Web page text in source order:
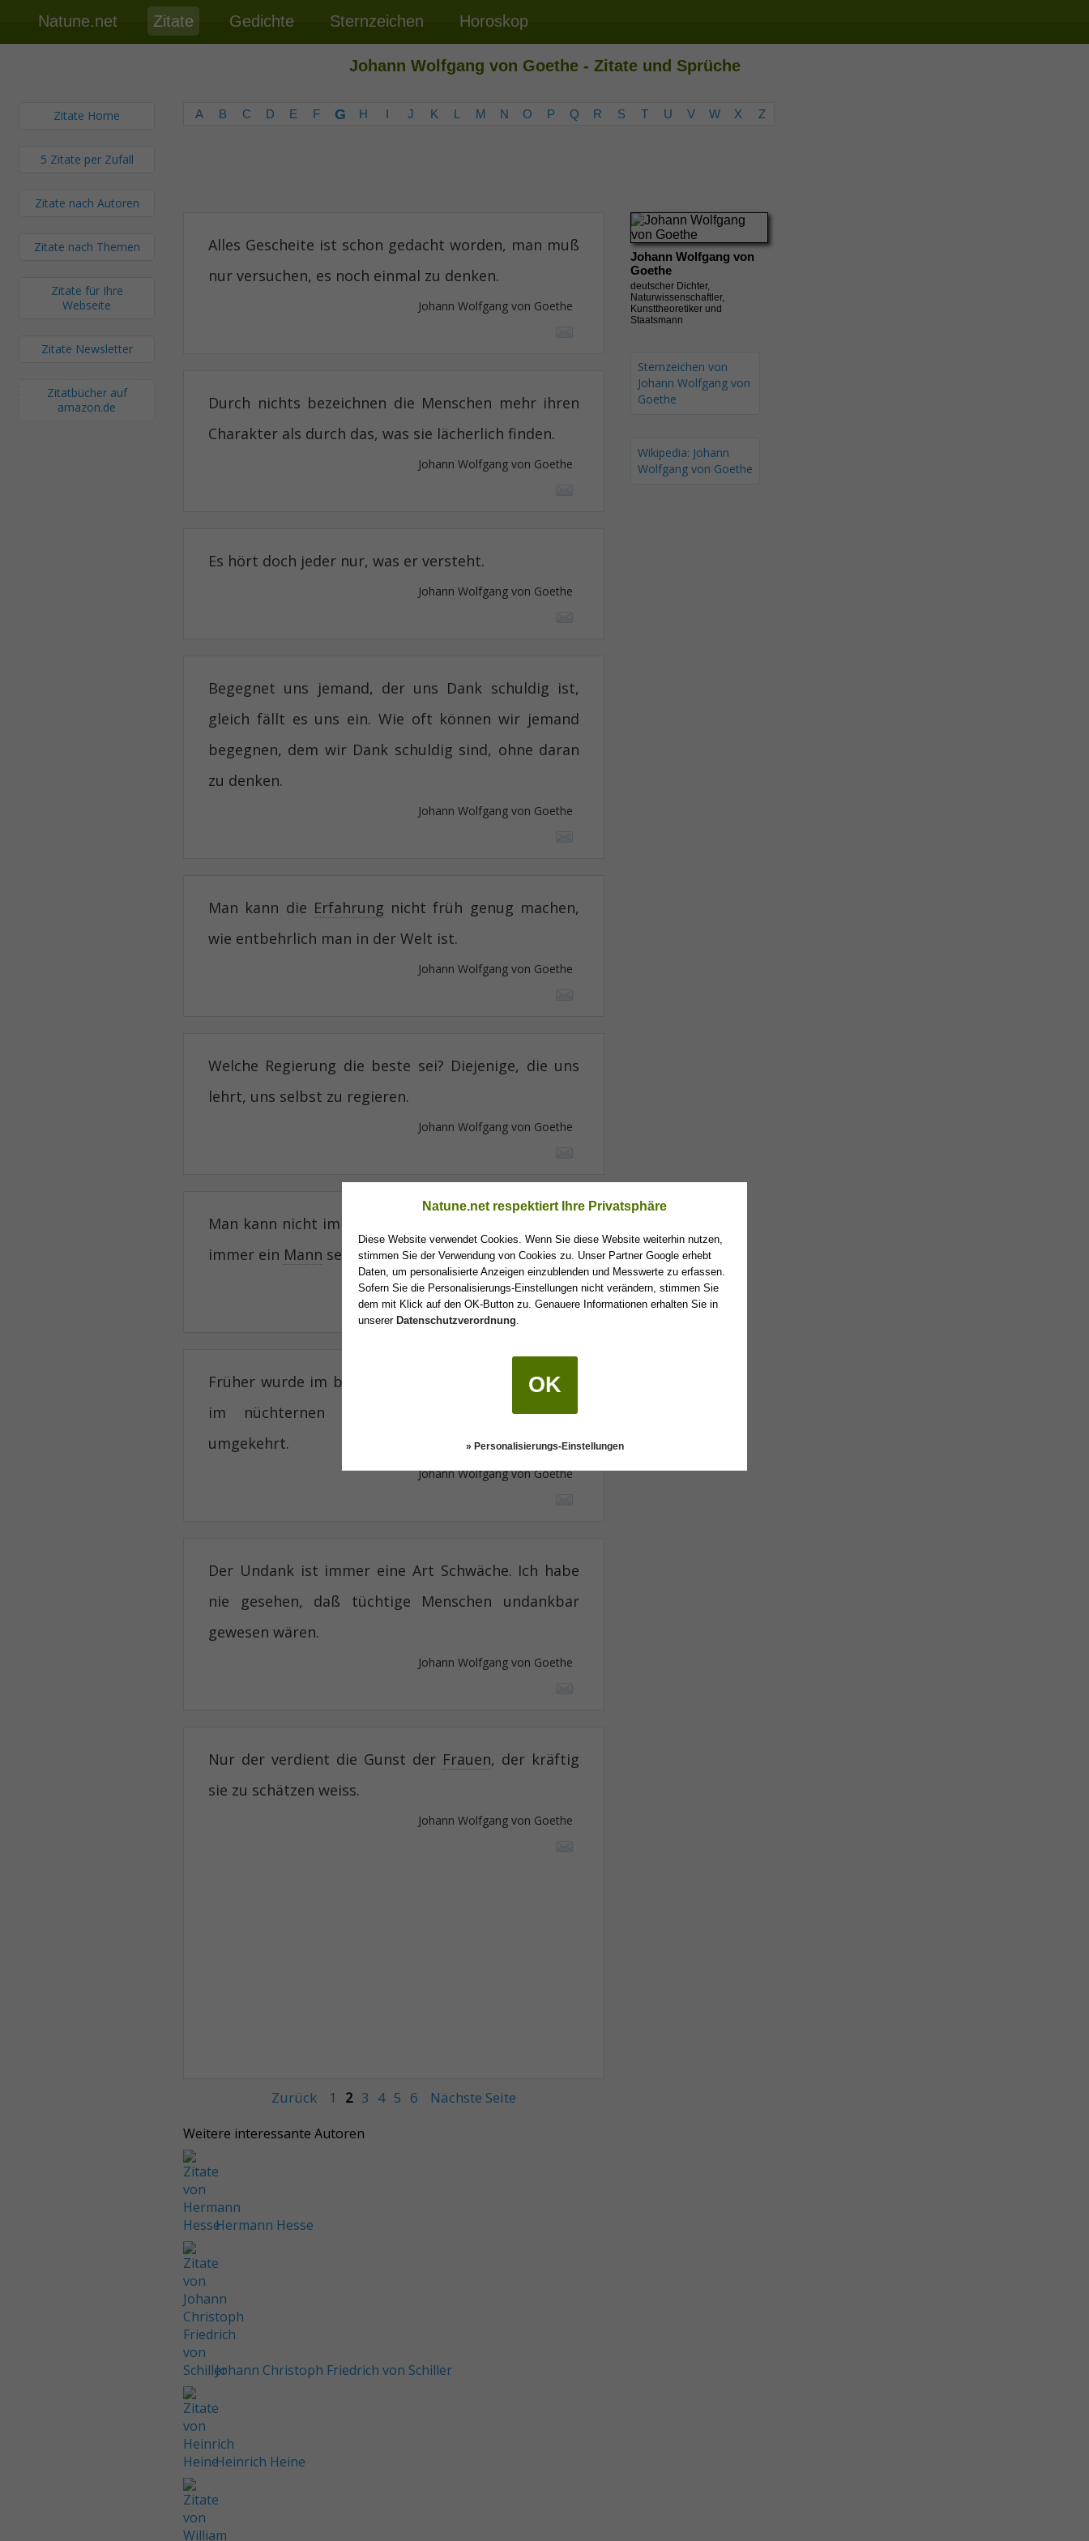
Natune.net Zitate Gedichte Sternzeichen Horoskop
Johann Wolfgang von Goethe - Zitate und Sprüche
Zitate Home
5 Zitate per Zufall
Zitate nach Autoren
Zitate nach Themen
Zitate für Ihre
Webseite
Zitate Newsletter
Zitatbücher auf
amazon.de
A B C D E F G H I J K L M N O P Q R S T U V W X Z
Alles Gescheite ist schon gedacht worden, man muß
nur versuchen, es noch einmal zu denken.
Johann Wolfgang von Goethe
Durch nichts bezeichnen die Menschen mehr ihren
Charakter als durch das, was sie lächerlich finden.
Johann Wolfgang von Goethe
Es hört doch jeder nur, was er versteht.
Johann Wolfgang von Goethe
Begegnet uns jemand, der uns Dank schuldig ist,
gleich fällt es uns ein. Wie oft können wir jemand
begegnen, dem wir Dank schuldig sind, ohne daran
zu denken.
Johann Wolfgang von Goethe
Man kann die Erfahrung nicht früh genug machen,
wie entbehrlich man in der Welt ist.
Johann Wolfgang von Goethe
Welche Regierung die beste sei? Diejenige, die uns
lehrt, uns selbst zu regieren.
Johann Wolfgang von Goethe
Man kann nicht immer ein Held sein, aber man kann
immer ein Mann sein.
Johann Wolfgang von Goethe
Früher wurde im betrunkenen Zustand beraten und
im nüchternen beschlossen - heute ist es
umgekehrt.
Johann Wolfgang von Goethe
Der Undank ist immer eine Art Schwäche. Ich habe
nie gesehen, daß tüchtige Menschen undankbar
gewesen wären.
Johann Wolfgang von Goethe
Nur der verdient die Gunst der Frauen, der kräftig
sie zu schätzen weiss.
Johann Wolfgang von Goethe
Zurück 1 2 3 4 5 6 Nächste Seite
Weitere interessante Autoren
Hermann Hesse
Johann Christoph Friedrich von Schiller
Heinrich Heine
Johann Wolfgang von
Goethe
deutscher Dichter,
Naturwissenschaftler,
Kunsttheoretiker und
Staatsmann
Sternzeichen von
Johann Wolfgang von
Goethe
Wikipedia: Johann
Wolfgang von Goethe
Natune.net respektiert Ihre Privatsphäre
Diese Website verwendet Cookies. Wenn Sie diese Website weiterhin nutzen,
stimmen Sie der Verwendung von Cookies zu. Unser Partner Google erhebt
Daten, um personalisierte Anzeigen einzublenden und Messwerte zu erfassen.
Sofern Sie die Personalisierungs-Einstellungen nicht verändern, stimmen Sie
dem mit Klick auf den OK-Button zu. Genauere Informationen erhalten Sie in
unserer Datenschutzverordnung.
OK
» Personalisierungs-Einstellungen